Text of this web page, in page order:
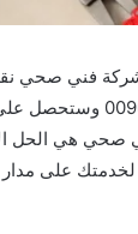
شركة فني صحي
مرحاض الحمام بأعلى مستوى من
صحي هي الحل
لخدمتك على